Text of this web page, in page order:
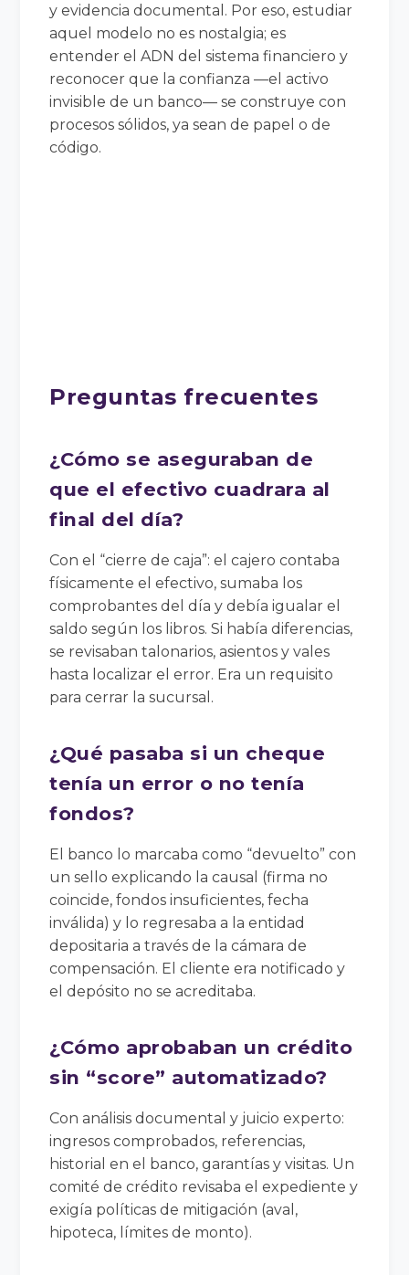
y evidencia documental. Por eso, estudiar
aquel modelo no es nostalgia; es
entender el ADN del sistema financiero y
reconocer que la confianza —el activo
invisible de un banco— se construye con
procesos sólidos, ya sean de papel o de
código.
Preguntas frecuentes
¿Cómo se aseguraban de
que el efectivo cuadrara al
final del día?
Con el “cierre de caja”: el cajero contaba
físicamente el efectivo, sumaba los
comprobantes del día y debía igualar el
saldo según los libros. Si había diferencias,
se revisaban talonarios, asientos y vales
hasta localizar el error. Era un requisito
para cerrar la sucursal.
¿Qué pasaba si un cheque
tenía un error o no tenía
fondos?
El banco lo marcaba como “devuelto” con
un sello explicando la causal (firma no
coincide, fondos insuficientes, fecha
inválida) y lo regresaba a la entidad
depositaria a través de la cámara de
compensación. El cliente era notificado y
el depósito no se acreditaba.
¿Cómo aprobaban un crédito
sin “score” automatizado?
Con análisis documental y juicio experto:
ingresos comprobados, referencias,
historial en el banco, garantías y visitas. Un
comité de crédito revisaba el expediente y
exigía políticas de mitigación (aval,
hipoteca, límites de monto).